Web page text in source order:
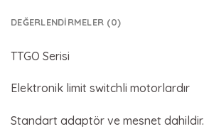
DEĞERLENDIRMELER (0)
TTGO Serisi
Elektronik limit switchli motorlardır
Standart adaptör ve mesnet dahildir.